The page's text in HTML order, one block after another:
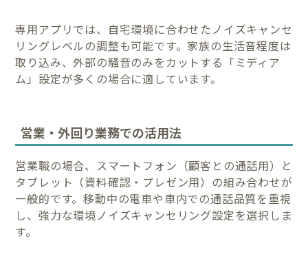
専用アプリでは、自宅環境に合わせたノイズキャンセ
リングレベルの調整も可能です。家族の生活音程度は
取り込み、外部の騒音のみをカットする「ミディア
ム」設定が多くの場合に適しています。
営業・外回り業務での活用法
営業職の場合、スマートフォン（顧客との通話用）と
タブレット（資料確認・プレゼン用）の組み合わせが
一般的です。移動中の電車や車内での通話品質を重視
し、強力な環境ノイズキャンセリング設定を選択しま
す。